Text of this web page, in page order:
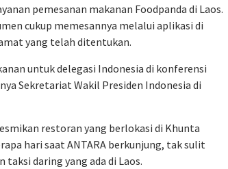
pemesanan makanan Foodpanda di Laos.
cukup memesannya melalui aplikasi di
yang telah ditentukan.
untuk delegasi Indonesia di konferensi
Sekretariat Wakil Presiden Indonesia di
restoran yang berlokasi di Khunta
hari saat ANTARA berkunjung, tak sulit
daring yang ada di Laos.